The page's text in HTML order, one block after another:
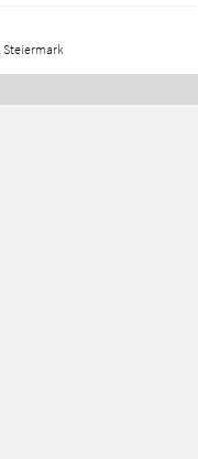
Steiermark